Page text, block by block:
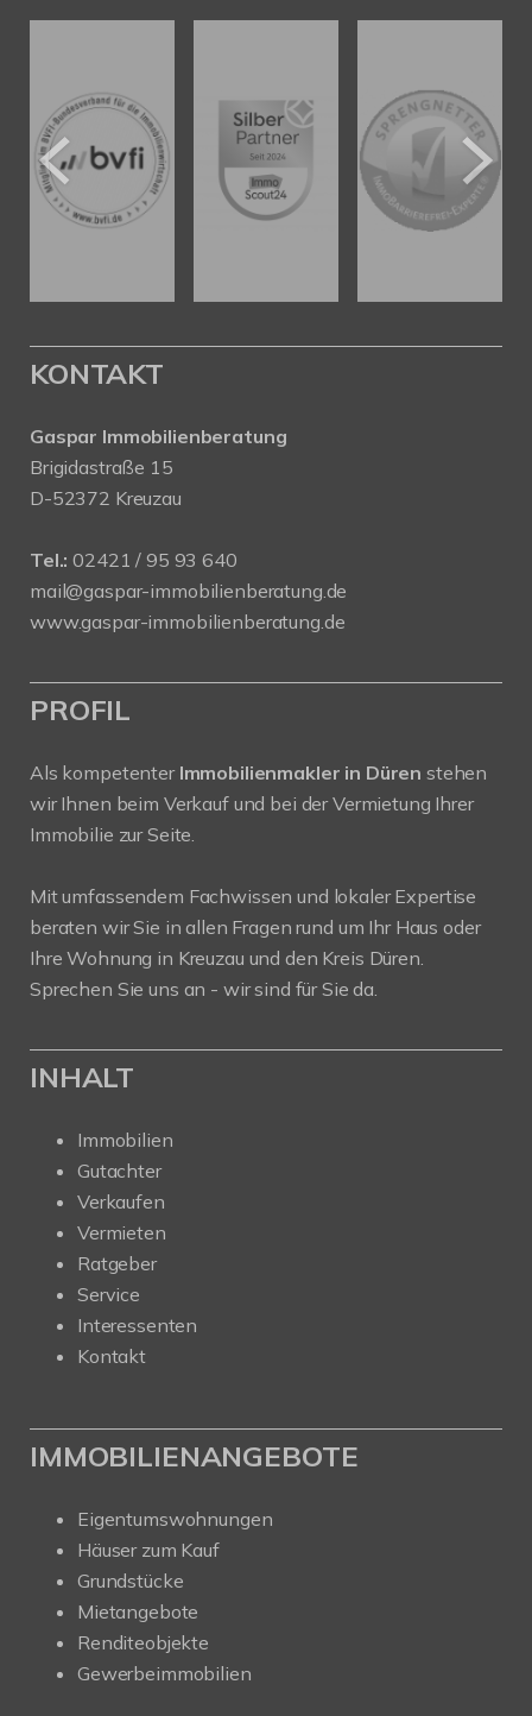
KONTAKT
Gaspar Immobilienberatung
Brigidastraße 15
D-52372 Kreuzau
Tel.: 02421 / 95 93 640
mail@gaspar-immobilienberatung.de
www.gaspar-immobilienberatung.de
PROFIL
Als kompetenter Immobilienmakler in Düren stehen
wir Ihnen beim Verkauf und bei der Vermietung Ihrer
Immobilie zur Seite.
Mit umfassendem Fachwissen und lokaler Expertise
beraten wir Sie in allen Fragen rund um Ihr Haus oder
Ihre Wohnung in Kreuzau und den Kreis Düren.
Sprechen Sie uns an - wir sind für Sie da.
INHALT
Immobilien
Gutachter
Verkaufen
Vermieten
Ratgeber
Service
Interessenten
Kontakt
IMMOBILIENANGEBOTE
Eigentumswohnungen
Häuser zum Kauf
Grundstücke
Mietangebote
Renditeobjekte
Gewerbeimmobilien